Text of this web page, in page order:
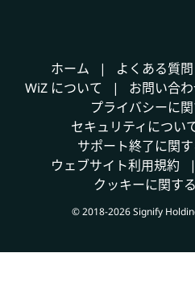
ホーム よくある質問
WiZ について
お問い合
プライバシーに
セキュリティについ
サポート終了に関
ウェブサイト利用規約
クッキーに関す
© 2018-2026 Signify